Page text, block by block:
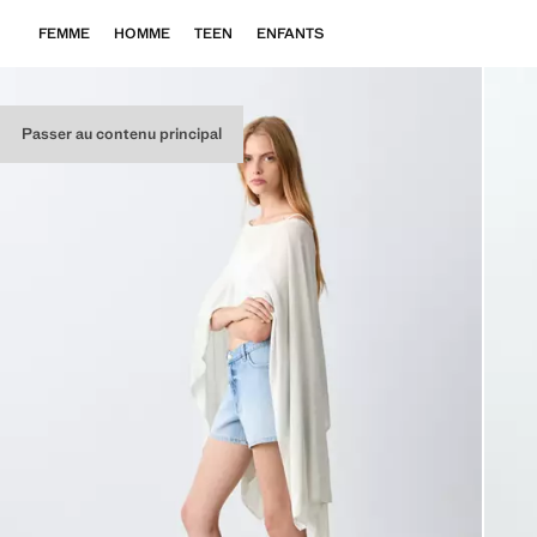
Passer au contenu principal
FEMME HOMME TEEN ENFANTS